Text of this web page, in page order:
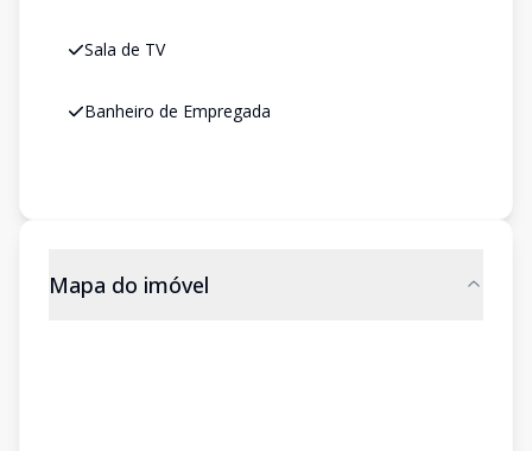
Sala de TV
Banheiro de Empregada
Mapa do imóvel